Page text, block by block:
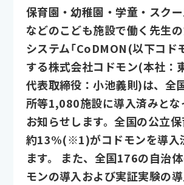
保育園・幼稚園・学童・スク
などのこども施設で働く先生
システム「CoDMON(以下コド
する株式会社コドモン(本社：
代表取締役：小池義則)は、全
所等1,080施設に導入済みとな
お知らせします。全国の公立
約13%(※1)がコドモンを導入
ます。 また、全国176の自治
モンの導入および実証実験の